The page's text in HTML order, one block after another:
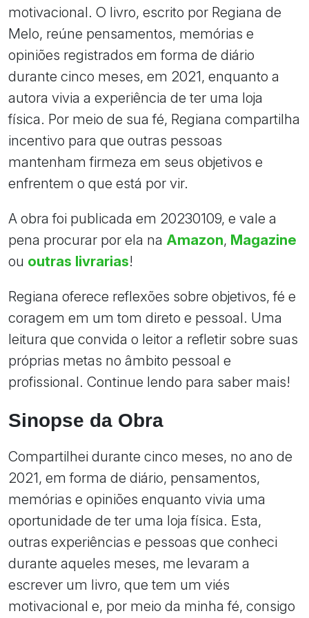
motivacional. O livro, escrito por Regiana de
Melo, reúne pensamentos, memórias e
opiniões registrados em forma de diário
durante cinco meses, em 2021, enquanto a
autora vivia a experiência de ter uma loja
física. Por meio de sua fé, Regiana compartilha
incentivo para que outras pessoas
mantenham firmeza em seus objetivos e
enfrentem o que está por vir.
A obra foi publicada em 20230109, e vale a
pena procurar por ela na Amazon, Magazine
ou outras livrarias!
Regiana oferece reflexões sobre objetivos, fé e
coragem em um tom direto e pessoal. Uma
leitura que convida o leitor a refletir sobre suas
próprias metas no âmbito pessoal e
profissional. Continue lendo para saber mais!
Sinopse da Obra
Compartilhei durante cinco meses, no ano de
2021, em forma de diário, pensamentos,
memórias e opiniões enquanto vivia uma
oportunidade de ter uma loja física. Esta,
outras experiências e pessoas que conheci
durante aqueles meses, me levaram a
escrever um livro, que tem um viés
motivacional e, por meio da minha fé, consigo